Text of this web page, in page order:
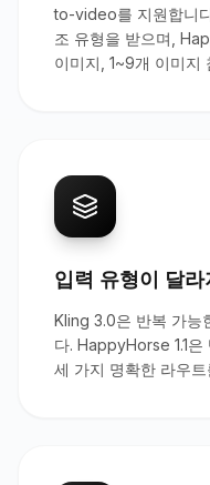
to-video를 지원합니
조 유형을 받으며,
이미지, 1~9개 이미지
입력 유형이 달
Kling 3.0은 반복 가능
다. HappyHorse 1.1
세 가지 명확한 라우